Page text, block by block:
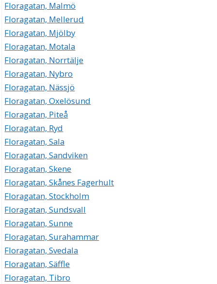
Floragatan, Malmö
Floragatan, Mellerud
Floragatan, Mjölby
Floragatan, Motala
Floragatan, Norrtälje
Floragatan, Nybro
Floragatan, Nässjö
Floragatan, Oxelösund
Floragatan, Piteå
Floragatan, Ryd
Floragatan, Sala
Floragatan, Sandviken
Floragatan, Skene
Floragatan, Skånes Fagerhult
Floragatan, Stockholm
Floragatan, Sundsvall
Floragatan, Sunne
Floragatan, Surahammar
Floragatan, Svedala
Floragatan, Säffle
Floragatan, Tibro